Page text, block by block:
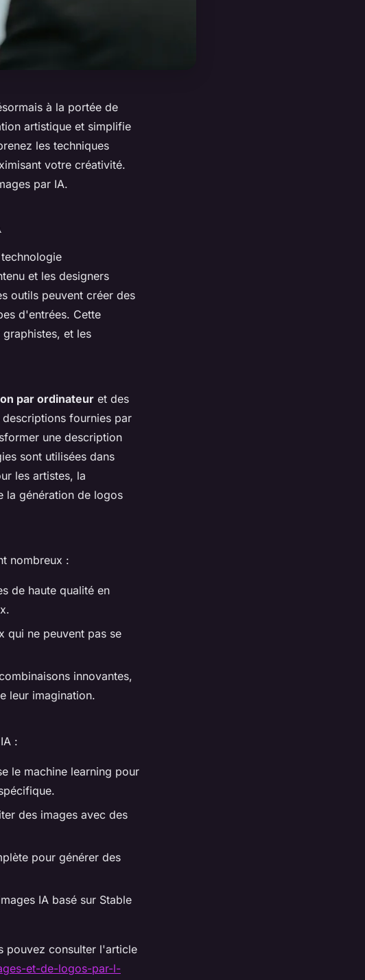
à la portée de
artistique et simplifie
les techniques
votre créativité.
par IA.
et les designers
outils peuvent créer des
d'entrées. Cette
et les
par ordinateur et des
fournies par
une description
sont utilisées dans
les artistes, la
la génération de logos
nombreux :
de haute qualité en
qui ne peuvent pas se
innovantes,
leur imagination.
:
le machine learning pour
des images avec des
pour générer des
IA basé sur Stable
pouvez consulter l'article
et-de-logos-par-l-